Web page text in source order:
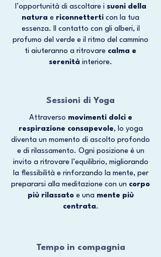
l’opportunità di ascoltare i suoni della
natura e riconnetterti con la tua
essenza. Il contatto con gli alberi, il
profumo del verde e il ritmo del cammino
ti aiuteranno a ritrovare calma e
serenità interiore.
Sessioni di Yoga
Attraverso movimenti dolci e
respirazione consapevole, lo yoga
diventa un momento di ascolto profondo
e di rilassamento. Ogni posizione è un
invito a ritrovare l’equilibrio, migliorando
la flessibilità e rinforzando la mente, per
prepararsi alla meditazione con un corpo
più rilassatoe una mente più
centrata.
Tempo in compagnia